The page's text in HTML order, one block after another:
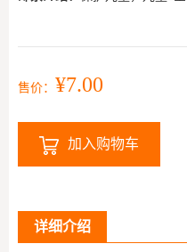
售价： ¥7.00
加入购物车
详细介绍